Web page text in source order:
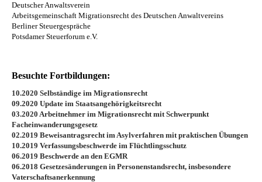
Deutscher Anwaltsverein
Arbeitsgemeinschaft Migrationsrecht des Deutschen Anwaltvereins
Berliner Steuergespräche
Potsdamer Steuerforum e.V.
Besuchte Fortbildungen:
10.2020 Selbständige im Migrationsrecht
09.2020 Update im Staatsangehörigkeitsrecht
03.2020 Arbeitnehmer im Migrationsrecht mit Schwerpunkt
Facheinwanderungsgesetz
02.2019 Beweisantragsrecht im Asylverfahren mit praktischen Übungen
10.2019 Verfassungsbeschwerde im Flüchtlingsschutz
06.2019 Beschwerde an den EGMR
06.2018 Gesetzesänderungen in Personenstandsrecht, insbesondere
Vaterschaftsanerkennung